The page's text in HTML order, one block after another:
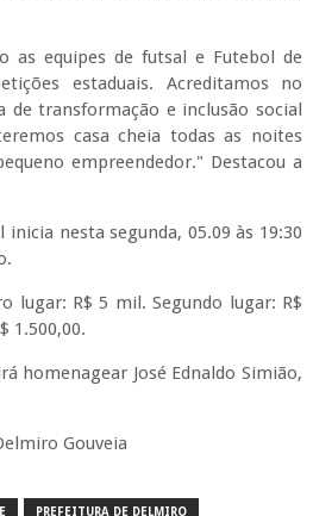
as equipes de futsal e Futebol de
estaduais. Acreditamos no
transformação e inclusão social
casa cheia todas as noites
empreendedor." Destacou a
nesta segunda, 05.09 às 19:30
lugar: R$ 5 mil. Segundo lugar: R$
1.500,00.
homenagear José Ednaldo Simião,
Gouveia
PREFEITURA DE DELMIRO